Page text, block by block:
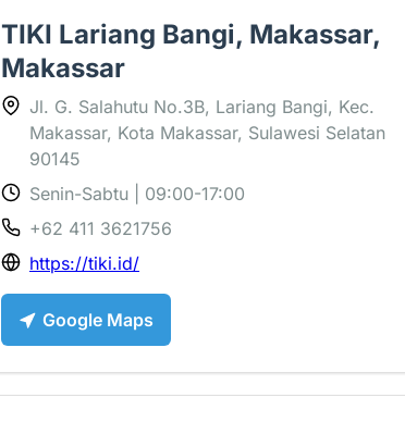
TIKI Lariang Bangi, Makassar,
Makassar
Jl. G. Salahutu No.3B, Lariang Bangi, Kec.
Makassar, Kota Makassar, Sulawesi Selatan
90145
Senin-Sabtu | 09:00-17:00
+62 411 3621756
https://tiki.id/
Google Maps